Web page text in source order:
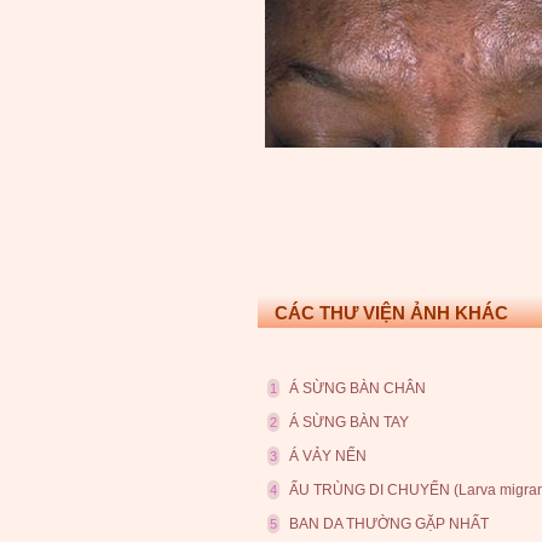
CÁC THƯ VIỆN ẢNH KHÁC
1 Á SỪNG BÀN CHÂN
2 Á SỪNG BÀN TAY
3 Á VẢY NẾN
4 ẤU TRÙNG DI CHUYỂN (Larva
5 BAN DA THƯỜNG GẶP NHẤT